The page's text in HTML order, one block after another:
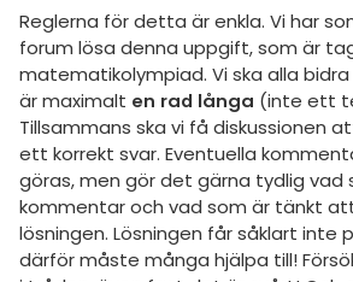
Reglerna för detta är enkla. Vi har
forum lösa denna uppgift, som är
matematikolympiad. Vi ska alla
är maximalt en rad långa (inte ett
Tillsammans ska vi få diskussionen
ett korrekt svar. Eventuella
göras, men gör det gärna tydlig vad
kommentar och vad som är tänkt
lösningen. Lösningen får såklart inte
därför måste många hjälpa till!
Matte 3
Matte 4
Matte 5
Inför
språk
ämnen
diskussioner